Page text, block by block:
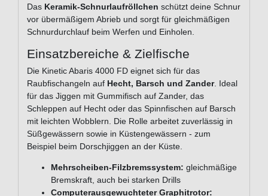
Das Keramik-Schnurlaufröllchen schützt deine Schnur
vor übermäßigem Abrieb und sorgt für gleichmäßigen
Schnurdurchlauf beim Werfen und Einholen.
Einsatzbereiche & Zielfische
Die Kinetic Abaris 4000 FD eignet sich für das
Raubfischangeln auf Hecht, Barsch und Zander. Ideal
für das Jiggen mit Gummifisch auf Zander, das
Schleppen auf Hecht oder das Spinnfischen auf Barsch
mit leichten Wobblern. Die Rolle arbeitet zuverlässig in
Süßgewässern sowie in Küstengewässern - zum
Beispiel beim Dorschjiggen an der Küste.
Mehrscheiben-Filzbremssystem: gleichmäßige
Bremskraft, auch bei starken Drills
Computerausgewuchteter Graphitrotor: